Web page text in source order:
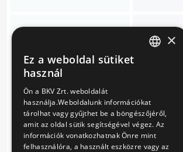
(Kéztisztító krém és
munkahigiéniai
V-181/16
Higiéniai termékek
beszerzése
V-38/15
×
Ez a weboldal sütiket
használ
Ön a BKV Zrt. weboldalát
használja.Weboldalunk információkat
tárolhat vagy gyűjthet be a böngészőjéről,
amit az oldal sütik segítségével végez. Az
információk vonatkozhatnak Önre mint
felhasználóra, a használt eszközre vagy az